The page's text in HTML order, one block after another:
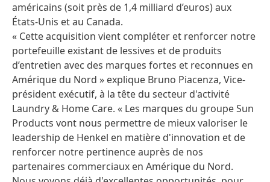
américains (soit près de 1,4 milliard d’euros) aux
États-Unis et au Canada.
« Cette acquisition vient compléter et renforcer notre
portefeuille existant de lessives et de produits
d’entretien avec des marques fortes et reconnues en
Amérique du Nord » explique Bruno Piacenza, Vice-
président exécutif, à la tête du secteur d'activité
Laundry & Home Care. « Les marques du groupe Sun
Products vont nous permettre de mieux valoriser le
leadership de Henkel en matière d'innovation et de
renforcer notre pertinence auprès de nos
partenaires commerciaux en Amérique du Nord.